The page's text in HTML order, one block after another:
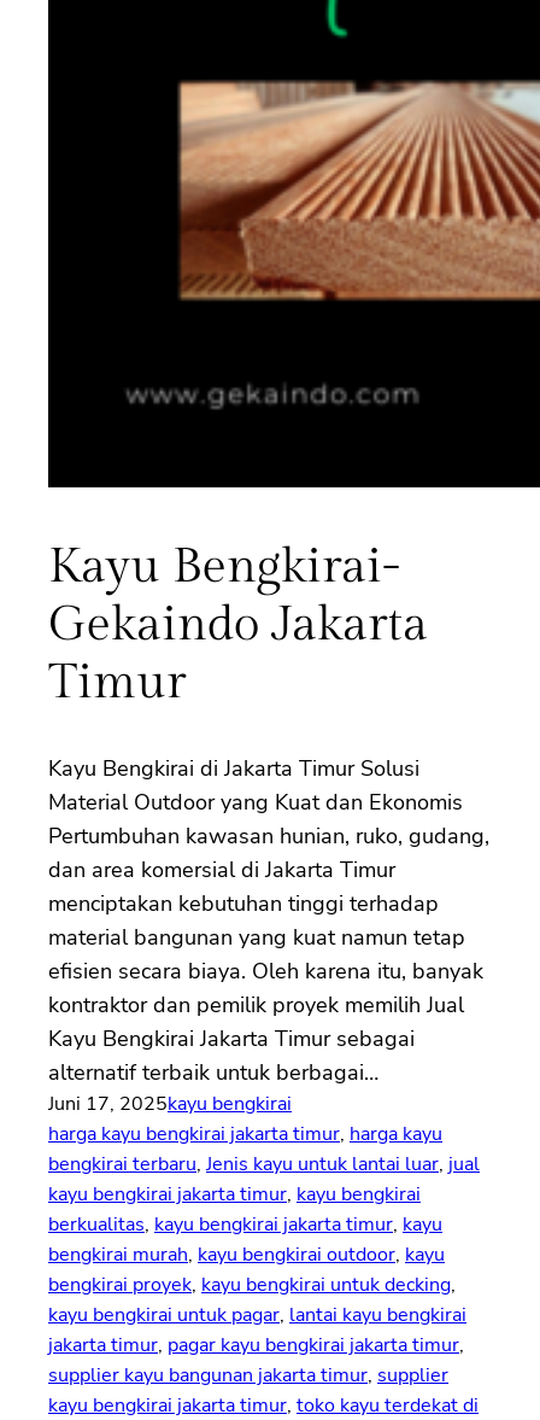
Kayu Bengkirai-
Gekaindo Jakarta
Timur
Kayu Bengkirai di Jakarta Timur Solusi
Material Outdoor yang Kuat dan Ekonomis
Pertumbuhan kawasan hunian, ruko, gudang,
dan area komersial di Jakarta Timur
menciptakan kebutuhan tinggi terhadap
material bangunan yang kuat namun tetap
efisien secara biaya. Oleh karena itu, banyak
kontraktor dan pemilik proyek memilih Jual
Kayu Bengkirai Jakarta Timur sebagai
alternatif terbaik untuk berbagai…
Juni 17, 2025kayu bengkirai
harga kayu bengkirai jakarta timur, harga kayu
bengkirai terbaru, Jenis kayu untuk lantai luar, jual
kayu bengkirai jakarta timur, kayu bengkirai
berkualitas, kayu bengkirai jakarta timur, kayu
bengkirai murah, kayu bengkirai outdoor, kayu
bengkirai proyek, kayu bengkirai untuk decking
kayu bengkirai untuk pagar, lantai kayu bengkirai
jakarta timur, pagar kayu bengkirai jakarta timur
supplier kayu bangunan jakarta timur, supplier
kayu bengkirai jakarta timur, toko kayu terdekat di